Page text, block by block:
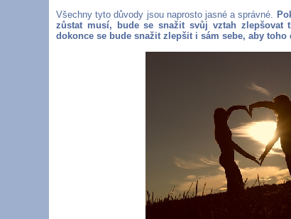
Všechny tyto důvody jsou naprosto jasné a správné.
zůstat musí, bude se snažit svůj vztah zlepšovat
dokonce se bude snažit zlepšit i sám sebe, aby toho